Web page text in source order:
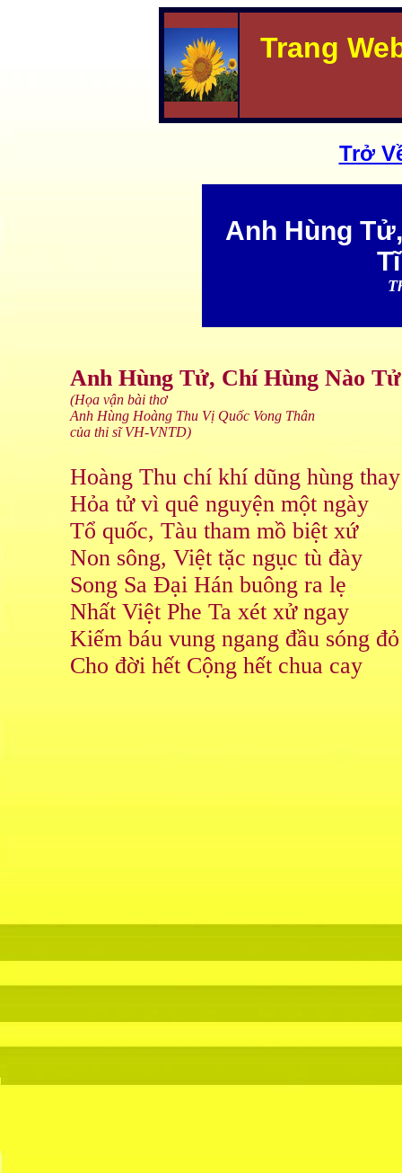
Trang
Trở
Anh Hùng
Anh Hùng Tử, Chí Hùng Nào Tử
(Họa vận bài thơ
Anh Hùng Hoàng Thu Vị Quốc Vong Thân
của thi sĩ VH-VNTD)
Hoàng Thu chí khí dũng hùng
Hỏa tử vì quê nguyện một ngày
Tổ quốc, Tàu tham mồ biệt xứ
Non sông, Việt tặc ngục tù đày
Song Sa Đại Hán buông ra lẹ
Nhất Việt Phe Ta xét xử ngay
Kiếm báu vung ngang đầu sóng đỏ
Cho đời hết Cộng hết chua cay